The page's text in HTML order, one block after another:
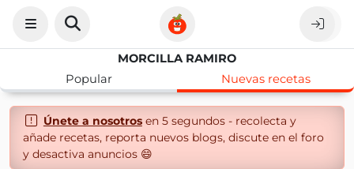
MORCILLA RAMIRO
Popular
Nuevas recetas
Únete a nosotrosen 5 segundos - recolecta y
añade recetas, reporta nuevos blogs, discute en el foro
y desactiva anuncios 😄